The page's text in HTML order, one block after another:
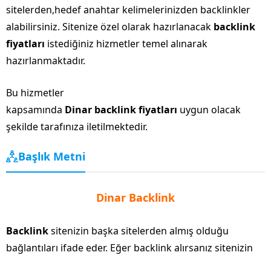
sitelerden,hedef anahtar kelimelerinizden backlinkler
alabilirsiniz. Sitenize özel olarak hazırlanacak backlink
fiyatları istediğiniz hizmetler temel alınarak
hazırlanmaktadır.
Bu hizmetler
kapsamında Dinar backlink fiyatları uygun olacak
şekilde tarafınıza iletilmektedir.
Başlık Metni
Dinar Backlink
Backlinksitenizin başka sitelerden almış olduğu
bağlantıları ifade eder. Eğer backlink alırsanız sitenizin